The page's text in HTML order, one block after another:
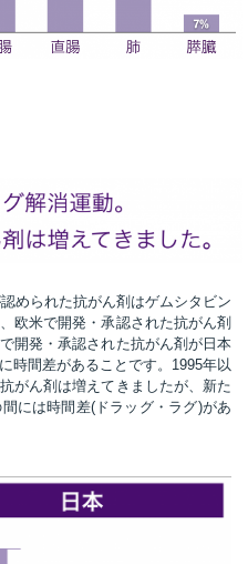
められた抗がん剤はゲムシタビン
欧米で開発・承認された抗がん剤
開発・承認された抗がん剤が日本
時間差があることです。1995年以
がん剤は増えてきましたが、新た
には時間差(ドラッグ・ラグ)があ